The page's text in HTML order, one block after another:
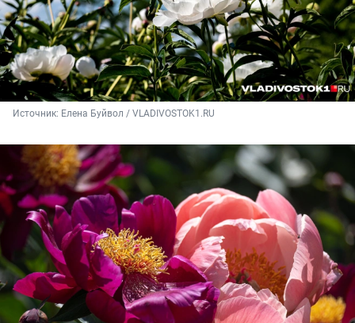
Источник: Елена Буйвол / VLADIVOSTOK1.RU